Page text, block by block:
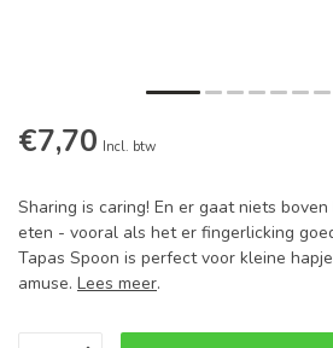
€7,70 Incl. btw
Sharing is caring! En er gaat niets
eten - vooral als het er fingerlicking
Tapas Spoon is perfect voor kleine
amuse. Lees meer.